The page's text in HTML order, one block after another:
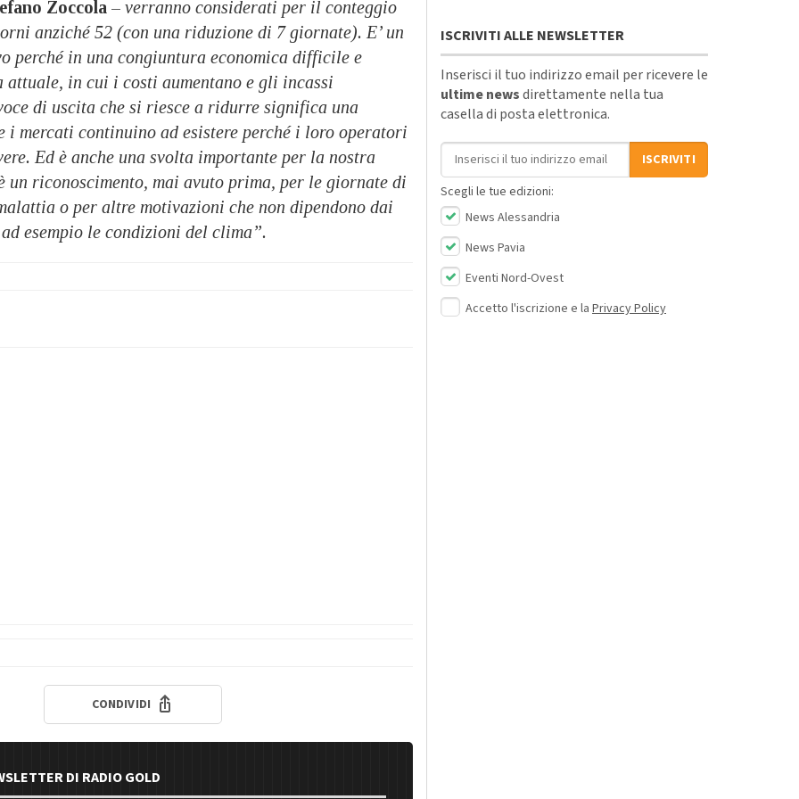
Zoccola – verranno considerati per il conteggio
anziché 52 (con una riduzione di 7 giornate). E’ un
perché in una congiuntura economica difficile e
attuale, in cui i costi aumentano e gli incassi
di uscita che si riesce a ridurre significa una
i mercati continuino ad esistere perché i loro operatori
Ed è anche una svolta importante per la nostra
un riconoscimento, mai avuto prima, per le giornate di
o per altre motivazioni che non dipendono dai
esempio le condizioni del clima”.
CONDIVIDI
DI RADIO GOLD
ISCRIVITI ALLE NEWSLETTER
Inserisci il tuo indirizzo email per ricevere le
ultime newsdirettamente nella tua
casella di posta elettronica.
Indirizzo email
ISCRIVITI
Scegli le tue edizioni:
News Alessandria
News Pavia
Eventi Nord-Ovest
Accetto l'iscrizione e la Privacy Policy